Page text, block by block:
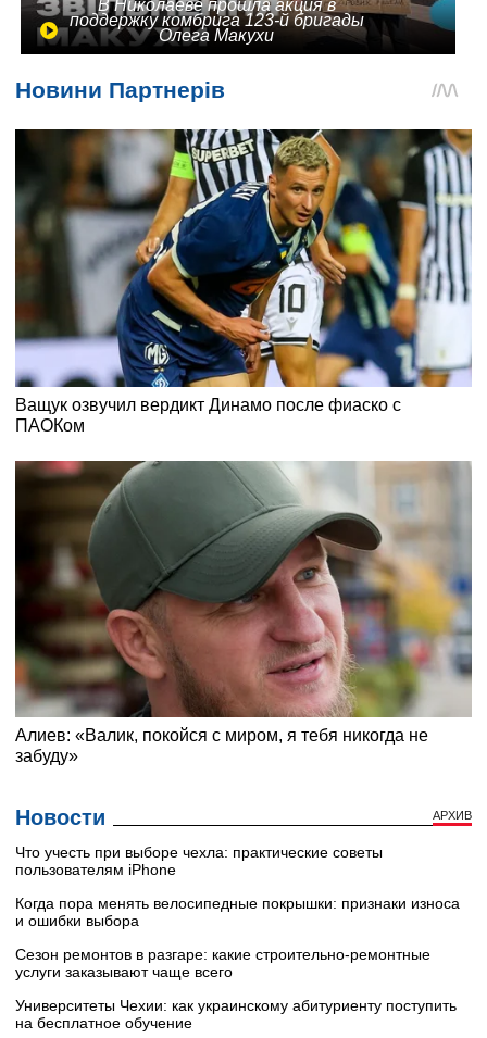
В Николаеве прошла акция в
поддержку комбрига 123-й бригады
Олега Макухи
Новости АРХИВ
Что учесть при выборе чехла: практические советы
пользователям iPhone
Когда пора менять велосипедные покрышки: признаки износа
и ошибки выбора
Сезон ремонтов в разгаре: какие строительно-ремонтные
услуги заказывают чаще всего
Университеты Чехии: как украинскому абитуриенту поступить
на бесплатное обучение